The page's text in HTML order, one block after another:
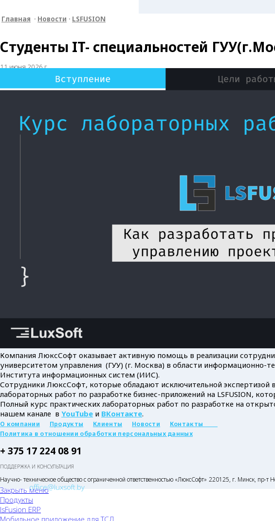
Главная • Новости • LSFUSION
Студенты IT- специальностей
11 июня 2026 г.
Компания ЛюксСофт оказывает активную помощь в реализации
университетом управления (ГУУ) (г. Москва) в области информационно-
Института информационных систем (ИИС).
Сотрудники ЛюксСофт, которые обладают исключительной экспертизой
лабораторных работ по разработке бизнес-приложений на LSFUSION,
Полный курс практических лабораторных работ по разработке на
нашем канале в YouTube и ВКонтакте.
О компании Продукты Клиенты Новости
Контакты
Политика в отношении обработки персональных данных
+ 375 17 224 08 91
ПОДДЕРЖКА И КОНСУЛЬТАЦИЯ
Научно- техническое общество с ограниченной ответственностью «ЛюксСофт» 220125, г. Минск, пр-т
office@luxsoft.by
Закрыть меню
Продукты
lsFusion ERP